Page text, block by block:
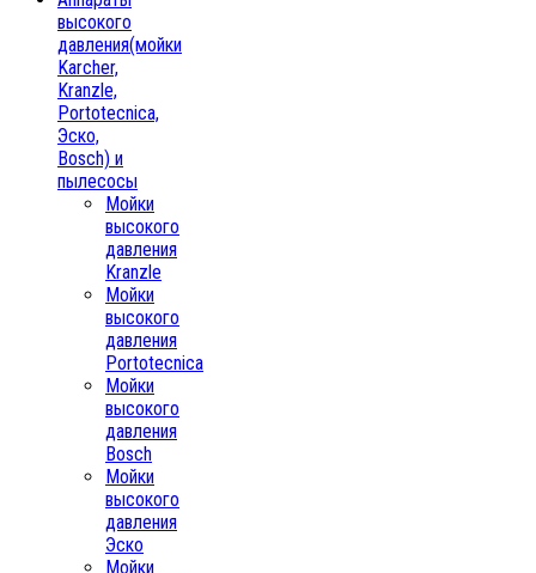
высокого
давления(мойки
Karcher,
Kranzle,
Portotecnica,
Эско,
Bosch) и
пылесосы
Мойки
высокого
давления
Kranzle
Мойки
высокого
давления
Portotecnica
Мойки
высокого
давления
Bosch
Мойки
высокого
давления
Эско
Мойки